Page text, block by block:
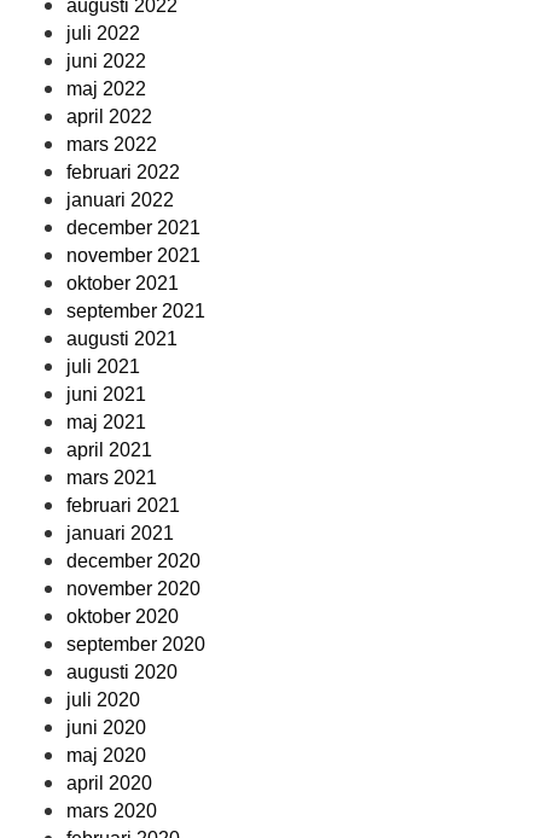
augusti 2022
juli 2022
juni 2022
maj 2022
april 2022
mars 2022
februari 2022
januari 2022
december 2021
november 2021
oktober 2021
september 2021
augusti 2021
juli 2021
juni 2021
maj 2021
april 2021
mars 2021
februari 2021
januari 2021
december 2020
november 2020
oktober 2020
september 2020
augusti 2020
juli 2020
juni 2020
maj 2020
april 2020
mars 2020